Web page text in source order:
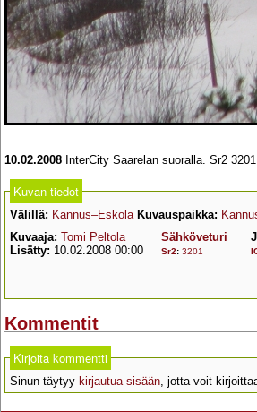
10.02.2008 InterCity Saarelan suoralla. Sr2 3201
Kuvan tiedot
Välillä: Kannus–Eskola Kuvauspaikka:
Kuvaaja: Tomi Peltola
Lisätty: 10.02.2008 00:00
Sähköveturi
Sr2: 3201
Kommentit
Kirjoita kommentti
Sinun täytyy kirjautua sisään, jotta voit